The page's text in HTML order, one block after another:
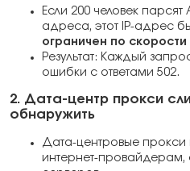
Если 200 человек
адреса, этот IP-адрес
ограничен по
Результат: Каждый
ошибки с ответами 502.
2. Дата-центр прокси
обнаружить
Дата-центровые
интернет-провайдерам,